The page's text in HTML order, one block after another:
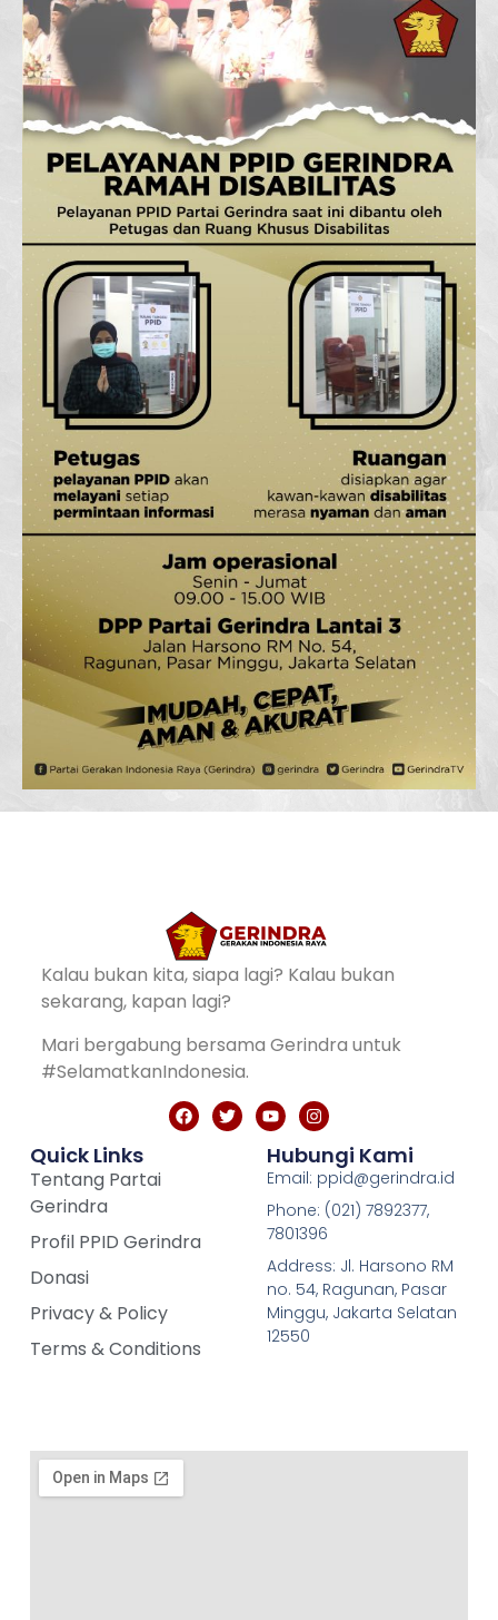
Kalau bukan kita, siapa lagi? Kalau bukan
sekarang, kapan lagi?
Mari bergabung bersama Gerindra untuk
#SelamatkanIndonesia.
Quick Links
Tentang Partai
Gerindra
Profil PPID Gerindra
Donasi
Privacy & Policy
Terms & Conditions
Hubungi Kami
Email: ppid@gerindra.id
Phone: (021) 7892377,
7801396
Address: Jl. Harsono RM
no. 54, Ragunan, Pasar
Minggu, Jakarta Selatan
12550